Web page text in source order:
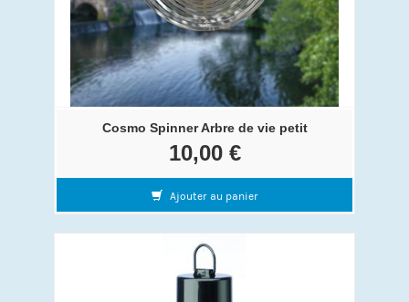
Cosmo Spinner Arbre de vie petit
10,00 €
Ajouter au panier